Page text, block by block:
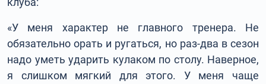
«У меня характер не главного тренера. Не
обязательно орать и ругаться, но раз-два в сезон
надо уметь ударить кулаком по столу. Наверное,
я слишком мягкий для этого. У меня чаще